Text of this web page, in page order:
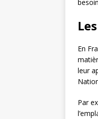
En
leur
Par